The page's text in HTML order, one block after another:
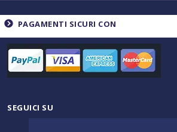
PAGAMENTI SICURI CON
SEGUICI SU